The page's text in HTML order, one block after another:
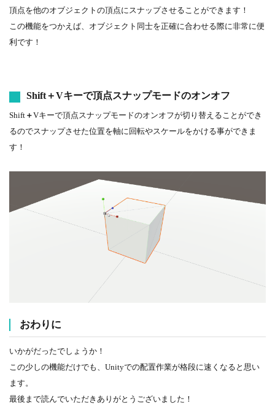
頂点を他のオブジェクトの頂点にスナップさせることができます！
この機能をつかえば、オブジェクト同士を正確に合わせる際に非常に便
利です！
Shift ＋Vキーで頂点スナップモードのオンオフ
Shift ＋Vキーで頂点スナップモードのオンオフが切り替えることができ
るのでスナップさせた位置を軸に回転やスケールをかける事ができま
す！
おわりに
いかがだったでしょうか！
この少しの機能だけでも、Unityでの配置作業が格段に速くなると思い
ます。
最後まで読んでいただきありがとうございました！